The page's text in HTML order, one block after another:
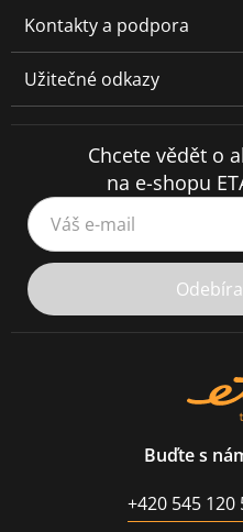
Kontakty a podpora
Užitečné odkazy
Chcete vědět o
na e-shopu
Váš e-mail
Buďte s
+420 545 120